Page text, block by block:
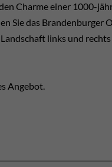
Charme einer 1000-
Sie das Brandenburger
links und
Angebot.